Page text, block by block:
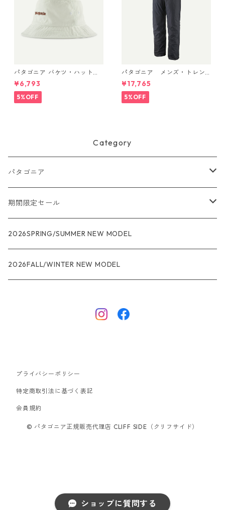
ショップに質問する
パタゴニア バケツ・ハット 3
3595 Text Logo: Birch Whit
e
¥6,793
5%OFF
パタゴニア メンズ・トレン
トシェル 3L・レイン・パンツ
（ショート） (カラー Black)
Patagonia Men's Torrentshe
ll 3L Rain Pants - Short 日本
¥17,765
5%OFF
Category
パタゴニア
メンズ
R1
R1エア
ウィメンズ
R1
ジャケット・アウター
スウェットシャツ・フーディ
ボードショーツ
期間限定セール
★★★
レインウェアー
2026SPRING/SUMMER NEW MODEL
2026FALL/WINTER NEW MODEL
プライバシーポリシー
特定商取引法に基づく表記
会員規約
© パタゴニア正規販売代理店 CLIFF SIDE（クリフサイド）